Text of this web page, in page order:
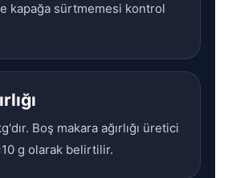
kapağa sürtmemesi kontrol
Boş makara ağırlığı üretici
g olarak belirtilir.